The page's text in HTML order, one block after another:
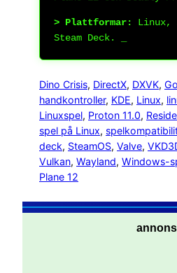
> Plattformar:
Linux,
Steam Deck.
Dino Crisis, DirectX, DXVK,
handkontroller, KDE, Linux,
Linuxspel, Proton 11.0,
spel på Linux,
deck, SteamOS, Valve,
Vulkan, Wayland, Windows-
Plane 12
annons